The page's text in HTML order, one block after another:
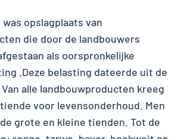
opslagplaats van
die door de landbouwers
als oorspronkelijke
.Deze belasting dateerde uit de
alle landbouwproducten kreeg
voor levensonderhoud. Men
grote en kleine tienden. Tot de